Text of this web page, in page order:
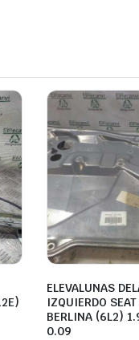
ELEVALUNAS
IZQUIERDO
BERLINA (6L2)
0.09